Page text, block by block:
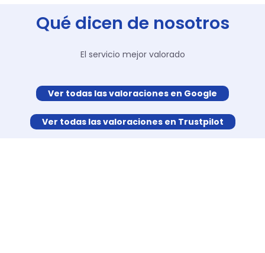
Qué dicen de nosotros
El servicio mejor valorado
Ver todas las valoraciones en Google
Ver todas las valoraciones en Trustpilot